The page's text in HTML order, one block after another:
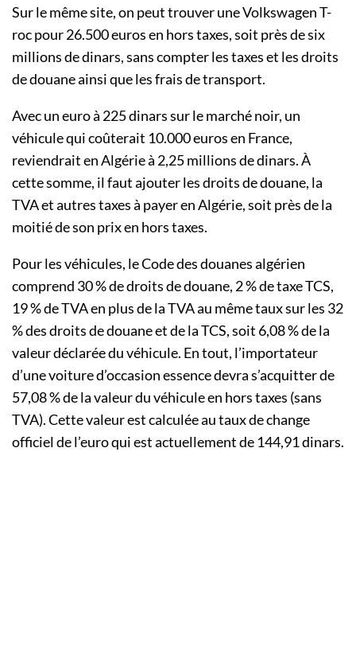
Sur le même site, on peut trouver une Volkswagen T-
roc pour 26.500 euros en hors taxes, soit près de six
millions de dinars, sans compter les taxes et les droits
de douane ainsi que les frais de transport.
Avec un euro à 225 dinars sur le marché noir, un
véhicule qui coûterait 10.000 euros en France,
reviendrait en Algérie à 2,25 millions de dinars. À
cette somme, il faut ajouter les droits de douane, la
TVA et autres taxes à payer en Algérie, soit près de la
moitié de son prix en hors taxes.
Pour les véhicules, le Code des douanes algérien
comprend 30 % de droits de douane, 2 % de taxe TCS,
19 % de TVA en plus de la TVA au même taux sur les 32
% des droits de douane et de la TCS, soit 6,08 % de la
valeur déclarée du véhicule. En tout, l’importateur
d’une voiture d’occasion essence devra s’acquitter de
57,08 % de la valeur du véhicule en hors taxes (sans
TVA). Cette valeur est calculée au taux de change
officiel de l’euro qui est actuellement de 144,91 dinars.